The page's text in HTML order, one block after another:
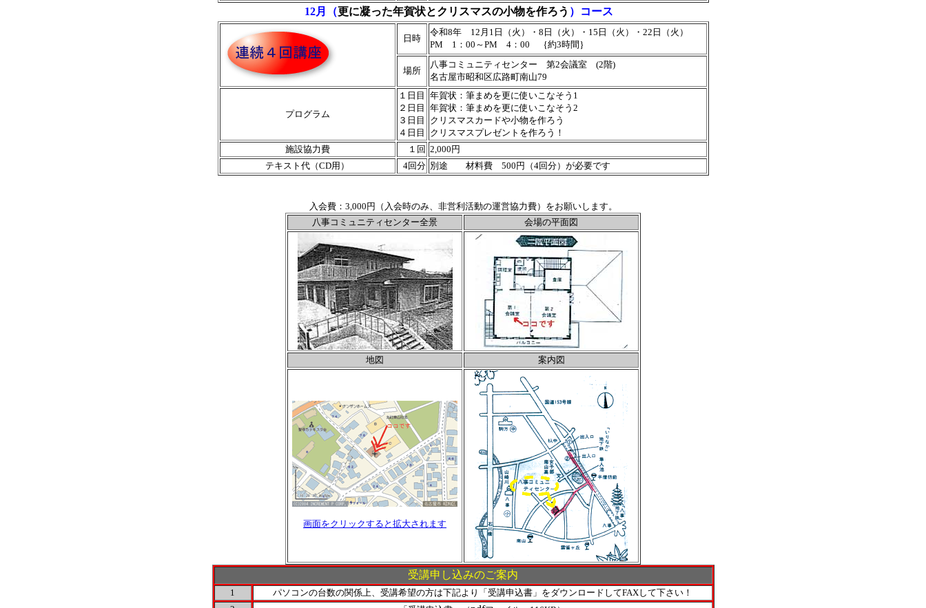
12月（更に凝った年賀状とクリスマスの小物を作ろう ）コース
日時
令和8年 12月1日（火）・8日（火）・15日（火）・22日（火）
PM 1：00～PM 4：00 ｛約3時間｝
場所
八事コミュニティセンター 第2会議室 (2階)
名古屋市昭和区広路町南山79
プログラム
１日目
２日目
３日目
４日目
年賀状：筆まめを更に使いこなそう1
年賀状：筆まめを更に使いこなそう2
クリスマスカードや小物を作ろう
クリスマスプレゼントを作ろう！
施設協力費
１回 2,000円
テキスト代（CD用）
4回分 別途 材料費 500円（4回分）が必要です
入会費：3,000円（入会時のみ、非営利活動の運営協力費）をお願いします。
八事コミュニティセンター全景
会場の平面図
地図 案内図
画面をクリックすると拡大されます
受講申し込みのご案内
1
パソコンの台数の関係上、受講希望の方は下記より「受講申込書」をダウンロードしてFAXして下さい！